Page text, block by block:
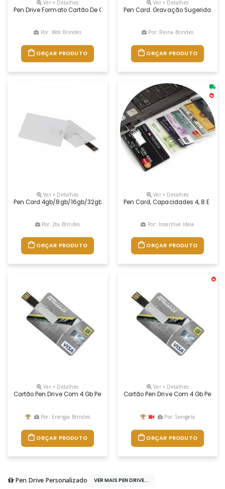
Ver + Detalhes
Pen Drive Formato Cartão De Credito (pen Card). Personalização Digital
Por: Wdc Brindes
ORÇAR PRODUTO
Ver + Detalhes
Pen Card. Gravação Sugerida Em
Por: Reina Brindes
ORÇAR PRODUTO
Ver + Detalhes
Pen Card 4gb/8gb/16gb/32gb
Por: Jbx Brindes
ORÇAR PRODUTO
Ver + Detalhes
Pen Card, Capacidades 4, 8 E 16
Por: Incentive Ideia
ORÇAR PRODUTO
Ver + Detalhes
Cartão Pen Drive Com 4 Gb Personalizado
Por: Energia Brindes
ORÇAR PRODUTO
Ver + Detalhes
Cartão Pen Drive Com 4 Gb
Por: Servgela
ORÇAR PRODUTO
Pen Drive Personalizado VER MAIS PEN DRIVE...